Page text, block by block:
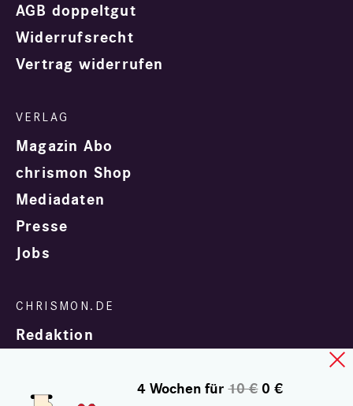
AGB doppeltgut
Widerrufsrecht
Vertrag widerrufen
Magazin Abo
chrismon Shop
Mediadaten
Presse
Jobs
Redaktion
4 Wochen für10 €0 €